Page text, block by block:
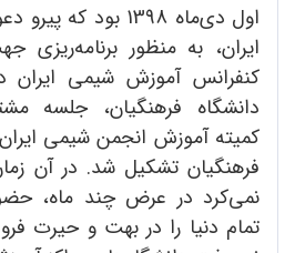
اول دی‌ماه 1398
ایران، به منظور برنامه‌ریزی
دانشگاه فرهنگیان، جلسه
کمیته آموزش انجمن شیمی ایران
فرهنگیان تشکیل شد. در آن
نمی‌کرد در عرض چند ماه،
تمام دنیا را در بهت و حیرت